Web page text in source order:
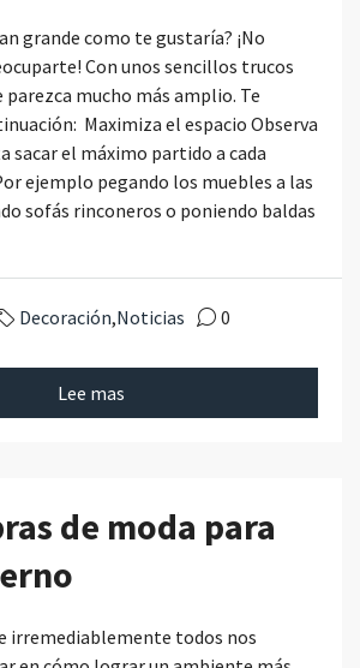
grande como te gustaría? ¡No
Con unos sencillos trucos
parezca mucho más amplio. Te
Maximiza el espacio Observa
sacar el máximo partido a cada
ejemplo pegando los muebles a las
sofás rinconeros o poniendo baldas
Decoración,Noticias 0
Lee mas
de moda para
irremediablemente todos nos